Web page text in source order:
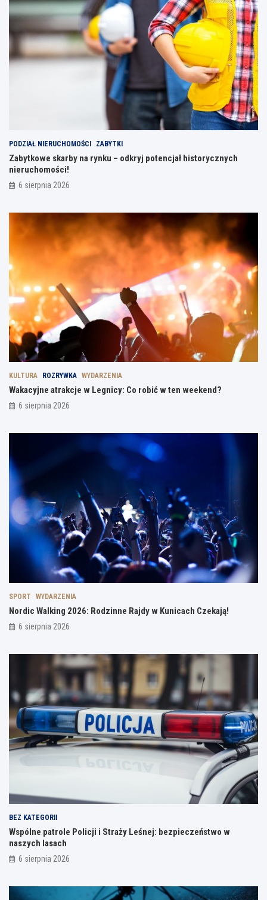
PODZIAŁ NIERUCHOMOŚCI ZABYTKI
Zabytkowe skarby na rynku – odkryj potencjał historycznych
nieruchomości!
6 sierpnia 2026
KULTURA ROZRYWKA WYDARZENIA
Wakacyjne atrakcje w Legnicy: Co robić w ten weekend?
6 sierpnia 2026
SPORT WYDARZENIA
Nordic Walking 2026: Rodzinne Rajdy w Kunicach Czekają!
6 sierpnia 2026
BEZ KATEGORII
Wspólne patrole Policji i Straży Leśnej: bezpieczeństwo w
naszych lasach
6 sierpnia 2026